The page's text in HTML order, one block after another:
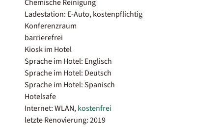
Chemische Reinigung
Ladestation: E-Auto, kostenpflichtig
Konferenzraum
barrierefrei
Kiosk im Hotel
Sprache im Hotel: Englisch
Sprache im Hotel: Deutsch
Sprache im Hotel: Spanisch
Hotelsafe
Internet: WLAN,kostenfrei
letzte Renovierung: 2019